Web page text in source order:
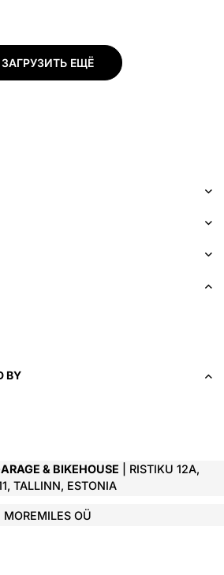
ЗАГРУЗИТЬ ЕЩЁ
BY
& BIKEHOUSE | RISTIKU 12A,
TALLINN, ESTONIA
MOREMILES OÜ